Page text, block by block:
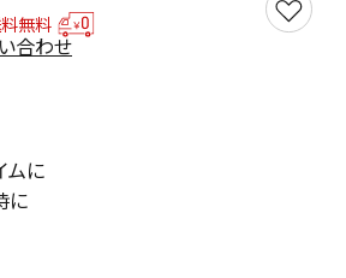
無料
合わせ
ムに
に